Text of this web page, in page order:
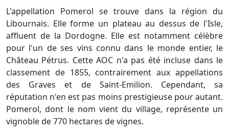
L'appellation Pomerol se trouve dans la région du
Libournais. Elle forme un plateau au dessus de l'Isle,
affluent de la Dordogne. Elle est notamment célèbre
pour l'un de ses vins connu dans le monde entier, le
Château Pétrus. Cette AOC n'a pas été incluse dans le
classement de 1855, contrairement aux appellations
des Graves et de Saint-Emilion. Cependant, sa
réputation n'en est pas moins prestigieuse pour autant.
Pomerol, dont le nom vient du village, représente un
vignoble de 770 hectares de vignes.